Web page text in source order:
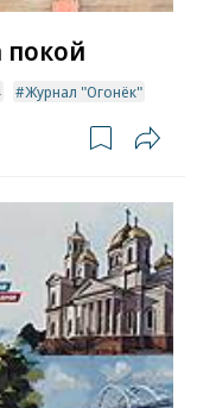
покой
Журнал "Огонёк"